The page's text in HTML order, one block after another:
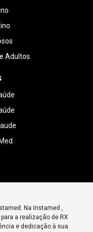
Adultos
Na Instamed ,
a realização de RX
e dedicação à sua